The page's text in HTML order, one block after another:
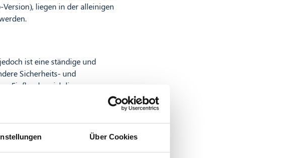
Über Cookies
liegen in der alleinigen
ist eine ständige und
Sicherheits- und
Einflussbereich liegen,
nicht verbindlich
Ausschüttungen basieren